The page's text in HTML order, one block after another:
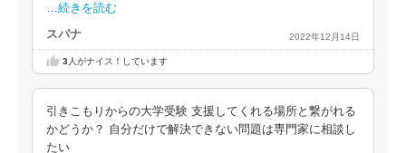
…続きを読む
スパナ 2022年12月14日
3人がナイス！しています
引きこもりからの大学受験 支援してくれる場所と繋がれる
かどうか？ 自分だけで解決できない問題は専門家に相談し
たい